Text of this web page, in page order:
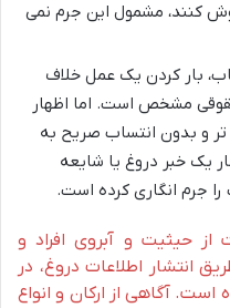
کنند، مشمول این جرم نمی
بار کردن یک عمل خلاف
مشخص است. اما اظهار
و بدون انتساب صریح به
یک خبر دروغ یا شایعه
را جرم انگاری کرده است.
حیثیت و آبروی افراد و
انتشار اطلاعات دروغ، در
است. آگاهی از ارکان و انواع